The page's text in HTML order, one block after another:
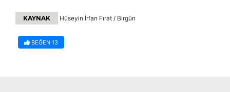
KAYNAK Hüseyin İrfan Fırat / Birgün
BEĞEN 13